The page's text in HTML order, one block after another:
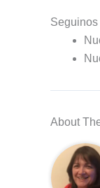
Seguinos
About